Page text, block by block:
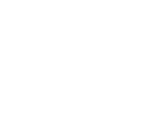
assassinatos